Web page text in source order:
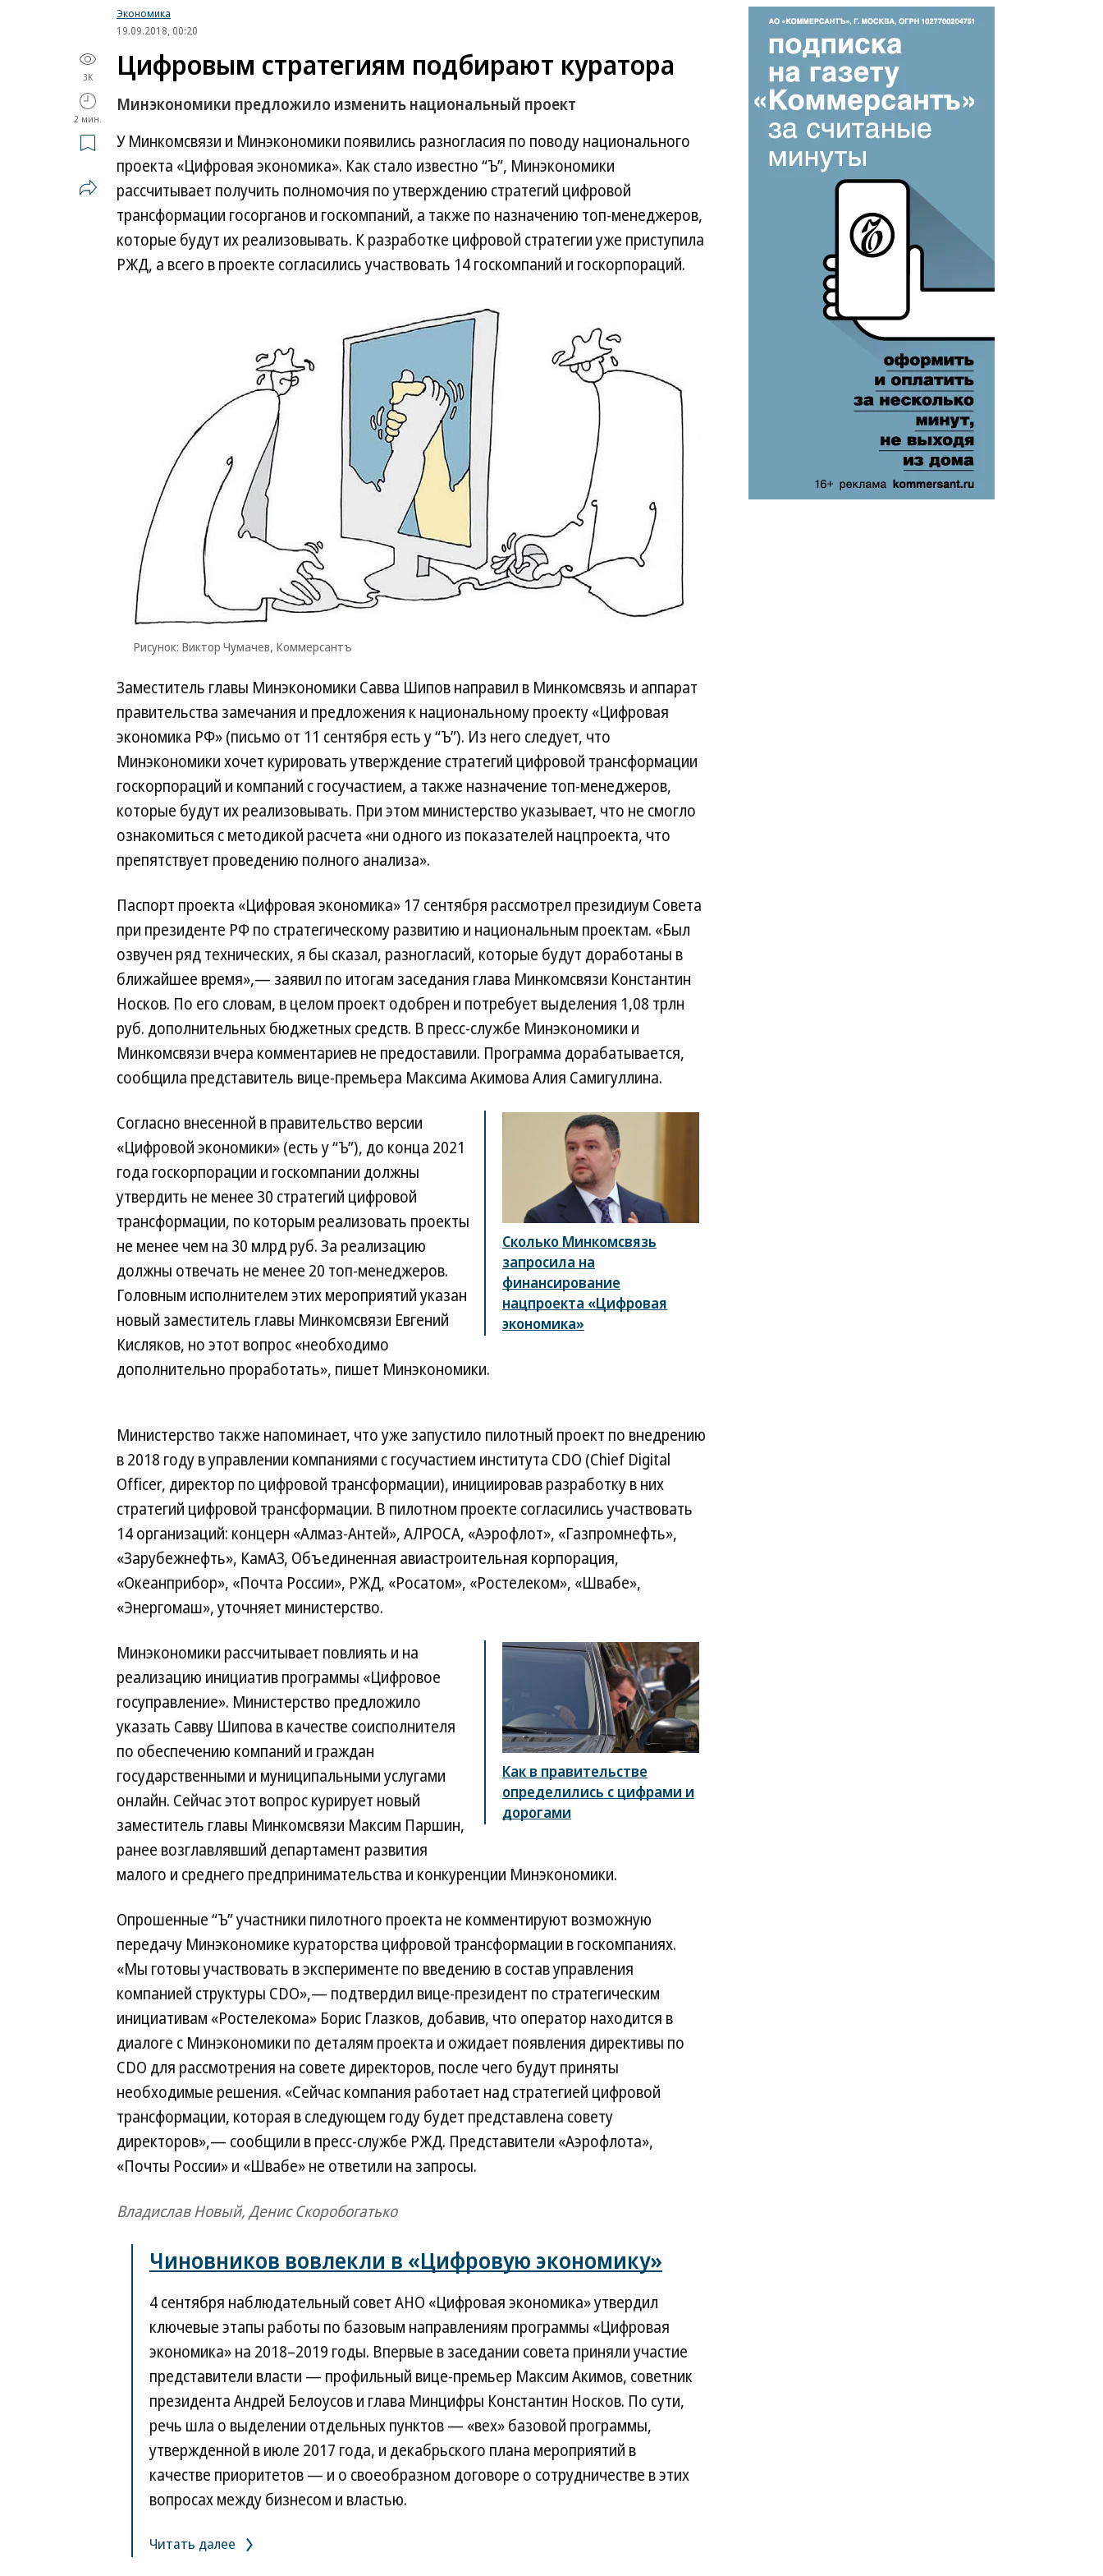
Экономика
19.09.2018, 00:20
3K
2 мин.
Цифровым стратегиям подбирают куратора
Минэкономики предложило изменить национальный проект
У Минкомсвязи и Минэкономики появились разногласия по поводу национального
проекта «Цифровая экономика». Как стало известно “Ъ”, Минэкономики
рассчитывает получить полномочия по утверждению стратегий цифровой
трансформации госорганов и госкомпаний, а также по назначению топ-менеджеров,
которые будут их реализовывать. К разработке цифровой стратегии уже приступила
РЖД, а всего в проекте согласились участвовать 14 госкомпаний и госкорпораций.
Рисунок: Виктор Чумачев, Коммерсантъ
Заместитель главы Минэкономики Савва Шипов направил в Минкомсвязь и аппарат
правительства замечания и предложения к национальному проекту «Цифровая
экономика РФ» (письмо от 11 сентября есть у “Ъ”). Из него следует, что
Минэкономики хочет курировать утверждение стратегий цифровой трансформации
госкорпораций и компаний с госучастием, а также назначение топ-менеджеров,
которые будут их реализовывать. При этом министерство указывает, что не смогло
ознакомиться с методикой расчета «ни одного из показателей нацпроекта, что
препятствует проведению полного анализа».
Паспорт проекта «Цифровая экономика» 17 сентября рассмотрел президиум Совета
при президенте РФ по стратегическому развитию и национальным проектам. «Был
озвучен ряд технических, я бы сказал, разногласий, которые будут доработаны в
ближайшее время»,— заявил по итогам заседания глава Минкомсвязи Константин
Носков. По его словам, в целом проект одобрен и потребует выделения 1,08 трлн
руб. дополнительных бюджетных средств. В пресс-службе Минэкономики и
Минкомсвязи вчера комментариев не предоставили. Программа дорабатывается,
сообщила представитель вице-премьера Максима Акимова Алия Самигуллина.
Сколько Минкомсвязь
запросила на
финансирование
нацпроекта «Цифровая
экономика»
Согласно внесенной в правительство версии
«Цифровой экономики» (есть у “Ъ”), до конца 2021
года госкорпорации и госкомпании должны
утвердить не менее 30 стратегий цифровой
трансформации, по которым реализовать проекты
не менее чем на 30 млрд руб. За реализацию
должны отвечать не менее 20 топ-менеджеров.
Головным исполнителем этих мероприятий указан
новый заместитель главы Минкомсвязи Евгений
Кисляков, но этот вопрос «необходимо
дополнительно проработать», пишет Минэкономики.
Министерство также напоминает, что уже запустило пилотный проект по внедрению
в 2018 году в управлении компаниями с госучастием института CDO (Chief Digital
Officer, директор по цифровой трансформации), инициировав разработку в них
стратегий цифровой трансформации. В пилотном проекте согласились участвовать
14 организаций: концерн «Алмаз-Антей», АЛРОСА, «Аэрофлот», «Газпромнефть»,
«Зарубежнефть», КамАЗ, Объединенная авиастроительная корпорация,
«Океанприбор», «Почта России», РЖД, «Росатом», «Ростелеком», «Швабе»,
«Энергомаш», уточняет министерство.
Как в правительстве
определились с цифрами и
дорогами
Минэкономики рассчитывает повлиять и на
реализацию инициатив программы «Цифровое
госуправление». Министерство предложило
указать Савву Шипова в качестве соисполнителя
по обеспечению компаний и граждан
государственными и муниципальными услугами
онлайн. Сейчас этот вопрос курирует новый
заместитель главы Минкомсвязи Максим Паршин,
ранее возглавлявший департамент развития
малого и среднего предпринимательства и конкуренции Минэкономики.
Опрошенные “Ъ” участники пилотного проекта не комментируют возможную
передачу Минэкономике кураторства цифровой трансформации в госкомпаниях.
«Мы готовы участвовать в эксперименте по введению в состав управления
компанией структуры CDO»,— подтвердил вице-президент по стратегическим
инициативам «Ростелекома» Борис Глазков, добавив, что оператор находится в
диалоге с Минэкономики по деталям проекта и ожидает появления директивы по
CDO для рассмотрения на совете директоров, после чего будут приняты
необходимые решения. «Сейчас компания работает над стратегией цифровой
трансформации, которая в следующем году будет представлена совету
директоров»,— сообщили в пресс-службе РЖД. Представители «Аэрофлота»,
«Почты России» и «Швабе» не ответили на запросы.
Владислав Новый, Денис Скоробогатько
Чиновников вовлекли в «Цифровую экономику»
4 сентября наблюдательный совет АНО «Цифровая экономика» утвердил
ключевые этапы работы по базовым направлениям программы «Цифровая
экономика» на 2018–2019 годы. Впервые в заседании совета приняли участие
представители власти — профильный вице-премьер Максим Акимов, советник
президента Андрей Белоусов и глава Минцифры Константин Носков. По сути,
речь шла о выделении отдельных пунктов — «вех» базовой программы,
утвержденной в июле 2017 года, и декабрьского плана мероприятий в
качестве приоритетов — и о своеобразном договоре о сотрудничестве в этих
вопросах между бизнесом и властью.
Читать далее